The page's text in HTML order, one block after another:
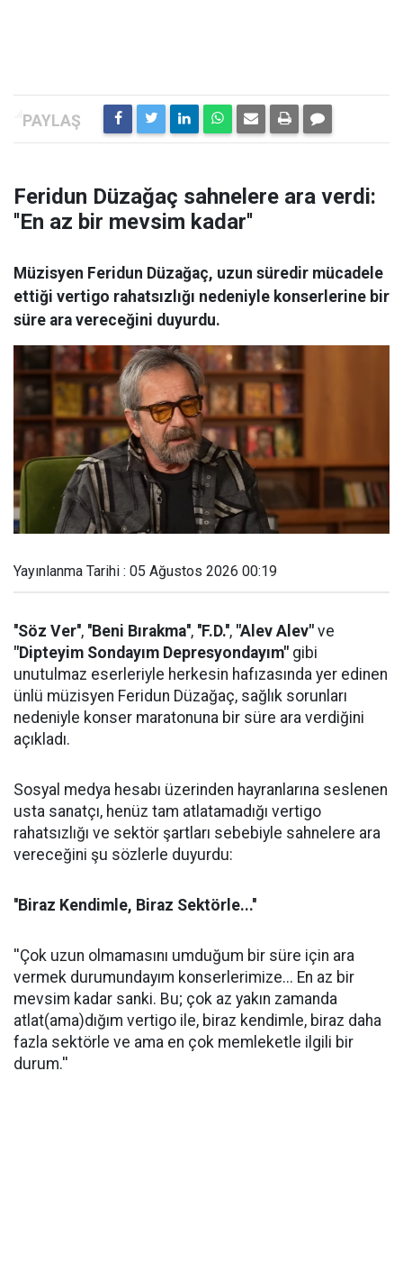
Feridun Düzağaç sahnelere ara verdi:
''En az bir mevsim kadar''
Müzisyen Feridun Düzağaç, uzun süredir mücadele
ettiği vertigo rahatsızlığı nedeniyle konserlerine bir
süre ara vereceğini duyurdu.
Yayınlanma Tarihi : 05 Ağustos 2026 00:19
''Söz Ver'', ''Beni Bırakma'', ''F.D.'', "Alev Alev" ve
"Dipteyim Sondayım Depresyondayım" gibi
unutulmaz eserleriyle herkesin hafızasında yer edinen
ünlü müzisyen Feridun Düzağaç, sağlık sorunları
nedeniyle konser maratonuna bir süre ara verdiğini
açıkladı.
Sosyal medya hesabı üzerinden hayranlarına seslenen
usta sanatçı, henüz tam atlatamadığı vertigo
rahatsızlığı ve sektör şartları sebebiyle sahnelere ara
vereceğini şu sözlerle duyurdu:
''Biraz Kendimle, Biraz Sektörle...''
''Çok uzun olmamasını umduğum bir süre için ara
vermek durumundayım konserlerimize... En az bir
mevsim kadar sanki. Bu; çok az yakın zamanda
atlat(ama)dığım vertigo ile, biraz kendimle, biraz daha
fazla sektörle ve ama en çok memleketle ilgili bir
durum.''